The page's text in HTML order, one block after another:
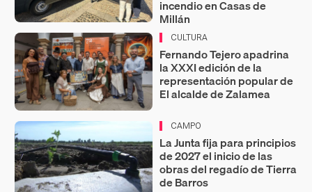
incendio en Casas de
Millán
CULTURA
Fernando Tejero apadrina
la XXXI edición de la
representación popular de
El alcalde de Zalamea
CAMPO
La Junta fija para principios
de 2027 el inicio de las
obras del regadío de Tierra
de Barros